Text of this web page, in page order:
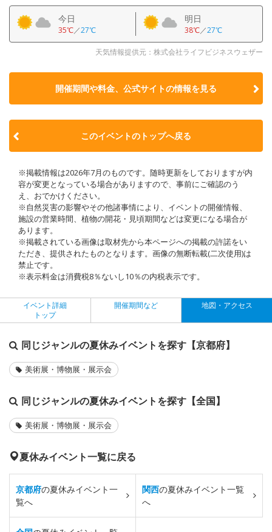
今日
35℃／27℃
明日
38℃／27℃
天気情報提供元：株式会社ライフビジネスウェザー
開催期間や料金、公式サイトの情報を見る
このイベントのトップへ戻る
※掲載情報は2026年7月のものです。随時更新をしておりますが内
容が変更となっている場合がありますので、事前にご確認のう
え、おでかけください。
※自然災害の影響やその他諸事情により、イベントの開催情報、
施設の営業時間、植物の開花・見頃期間などは変更になる場合が
あります。
※掲載されている画像は取材先から本ページへの掲載の許諾をい
ただき、提供されたものとなります。画像の無断転載(二次使用)は
禁止です。
※表示料金は消費税8％ないし10％の内税表示です。
イベント詳細
トップ
開催期間など 地図・アクセス
同じジャンルの夏休みイベントを探す【京都府】
美術展・博物展・展示会
同じジャンルの夏休みイベントを探す【全国】
美術展・博物展・展示会
夏休みイベント一覧に戻る
京都府の夏休みイベント一
覧へ
関西の夏休みイベント一覧
へ